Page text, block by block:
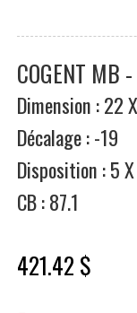
COGENT MB
Dimension : 22
Décalage : -19
Disposition : 5
CB : 87.1
421.42 $